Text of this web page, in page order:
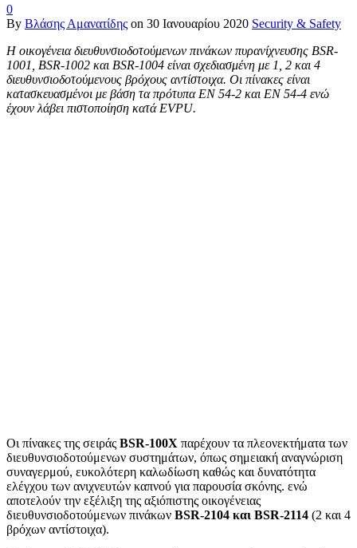
0
By Βλάσης Αμανατίδης on 30 Ιανουαρίου 2020 Security & Safety
Η οικογένεια διευθυνσιοδοτούμενων πινάκων πυρανίχνευσης BSR-
1001, BSR-1002 και BSR-1004 είναι σχεδιασμένη με 1, 2 και 4
διευθυνσιοδοτούμενους βρόχους αντίστοιχα. Οι πίνακες είναι
κατασκευασμένοι με βάση τα πρότυπα EN54-2 και EN54-4 ενώ
έχουν λάβει πιστοποίηση κατά EVPU.
Οι πίνακες της σειράς BSR-100X παρέχουν τα πλεονεκτήματα των
διευθυνσιοδοτούμενων συστημάτων, όπως σημειακή αναγνώριση
συναγερμού, ευκολότερη καλωδίωση καθώς και δυνατότητα
ελέγχου των ανιχνευτών καπνού για παρουσία σκόνης. ενώ
αποτελούν την εξέλιξη της αξιόπιστης οικογένειας
διευθυνσιοδοτούμενων πινάκων BSR-2104 και BSR-2114 (2 και 4
βρόχων αντίστοιχα).